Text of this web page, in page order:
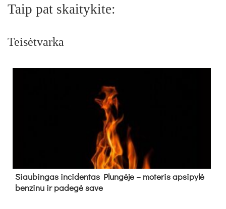
Taip pat skaitykite:
Teisėtvarka
Siau­bin­gas in­ci­den­tas Plun­gė­je – mo­te­ris ap­si­py­lė
ben­zi­nu ir pa­de­gė sa­ve